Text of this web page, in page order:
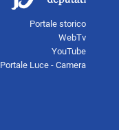
Portale storico
WebTv
YouTube
Portale Luce - Camera